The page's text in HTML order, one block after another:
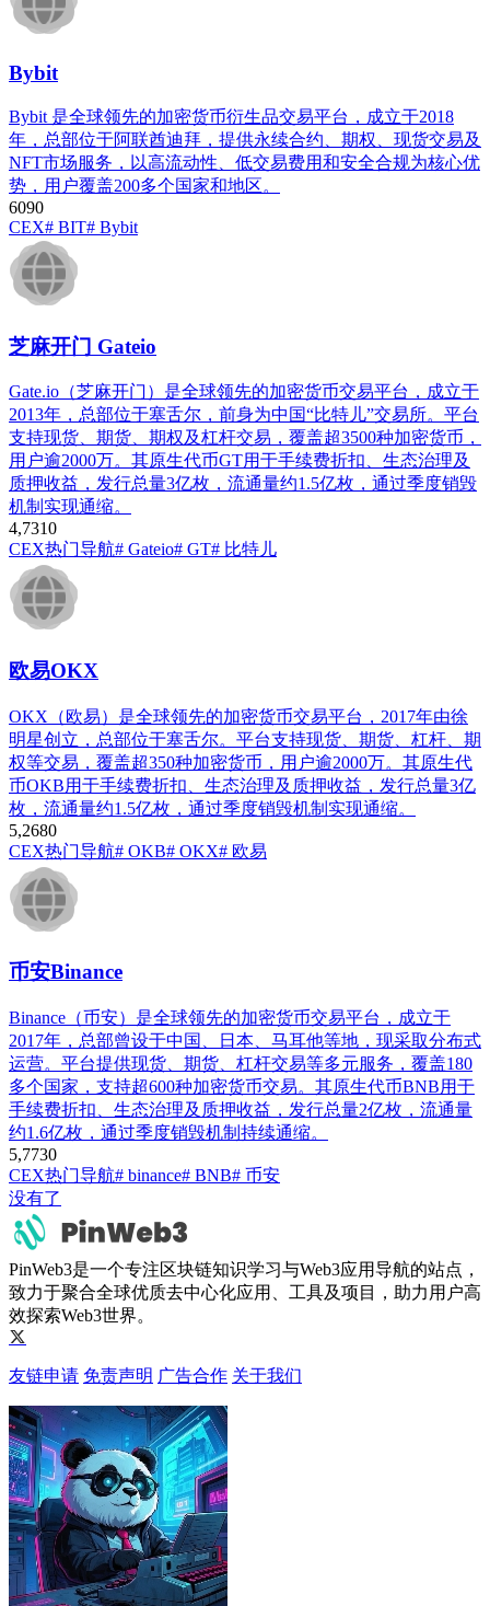
Bybit
Bybit 是全球领先的加密货币衍生品交易平台，成立于2018
年，总部位于阿联酋迪拜，提供永续合约、期权、现货交易及
NFT市场服务，以高流动性、低交易费用和安全合规为核心优
势，用户覆盖200多个国家和地区。
6090
CEX# BIT# Bybit
芝麻开门 Gateio
Gate.io（芝麻开门）是全球领先的加密货币交易平台，成立于
2013年，总部位于塞舌尔，前身为中国“比特儿”交易所。平台
支持现货、期货、期权及杠杆交易，覆盖超3500种加密货币，
用户逾2000万。其原生代币GT用于手续费折扣、生态治理及
质押收益，发行总量3亿枚，流通量约1.5亿枚，通过季度销毁
机制实现通缩。
4,7310
CEX热门导航# Gateio# GT# 比特儿
欧易OKX
OKX（欧易）是全球领先的加密货币交易平台，2017年由徐
明星创立，总部位于塞舌尔。平台支持现货、期货、杠杆、期
权等交易，覆盖超350种加密货币，用户逾2000万。其原生代
币OKB用于手续费折扣、生态治理及质押收益，发行总量3亿
枚，流通量约1.5亿枚，通过季度销毁机制实现通缩。
5,2680
CEX热门导航# OKB# OKX# 欧易
币安Binance
Binance（币安）是全球领先的加密货币交易平台，成立于
2017年，总部曾设于中国、日本、马耳他等地，现采取分布式
运营。平台提供现货、期货、杠杆交易等多元服务，覆盖180
多个国家，支持超600种加密货币交易。其原生代币BNB用于
手续费折扣、生态治理及质押收益，发行总量2亿枚，流通量
约1.6亿枚，通过季度销毁机制持续通缩。
5,7730
CEX热门导航# binance# BNB# 币安
没有了
PinWeb3是一个专注区块链知识学习与Web3应用导航的站点，
致力于聚合全球优质去中心化应用、工具及项目，助力用户高
效探索Web3世界。
友链申请 免责声明 广告合作 关于我们